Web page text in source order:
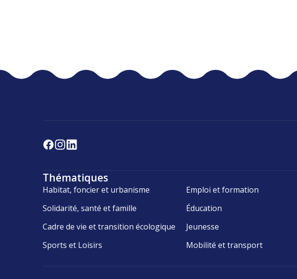
Thématiques
Habitat, foncier et urbanisme Emploi et formation
Solidarité, santé et famille
Éducation
Cadre de vie et transition écologique
Jeunesse
Sports et Loisirs
Mobilité et transport